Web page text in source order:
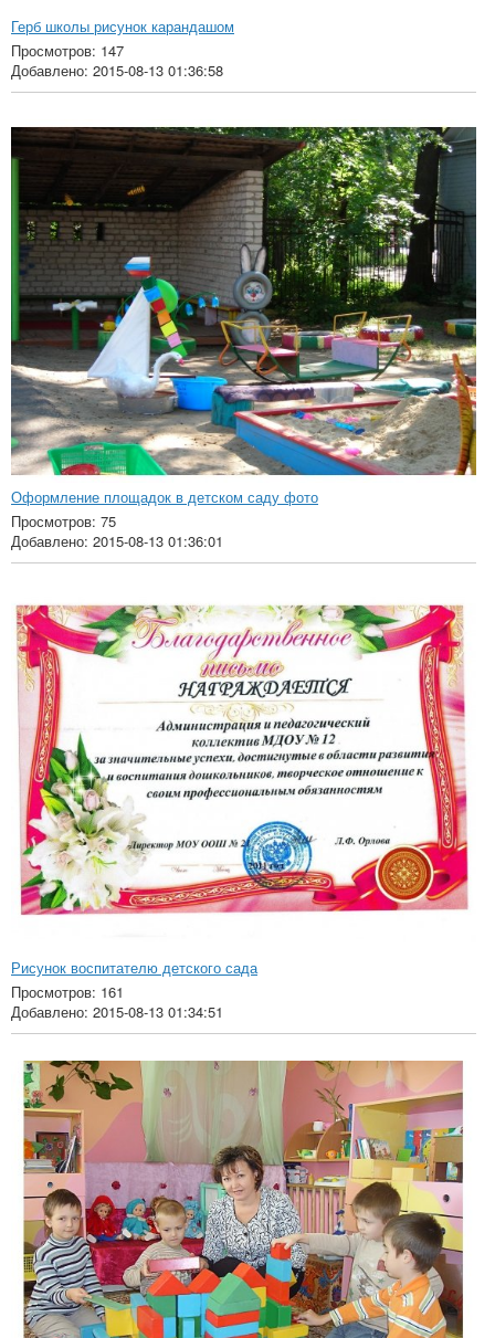
Герб школы рисунок карандашом
Просмотров: 147
Добавлено: 2015-08-13 01:36:58
Оформление площадок в детском саду фото
Просмотров: 75
Добавлено: 2015-08-13 01:36:01
Рисунок воспитателю детского сада
Просмотров: 161
Добавлено: 2015-08-13 01:34:51